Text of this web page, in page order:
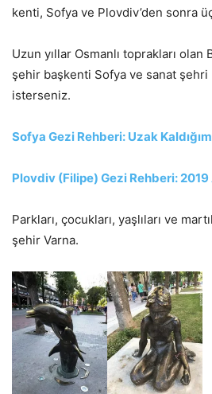
kenti, Sofya ve Plovdiv’den sonra
Uzun yıllar Osmanlı toprakları olan
şehir başkenti Sofya ve sanat şehri
isterseniz.
Sofya Gezi Rehberi: Uzak
Plovdiv (Filipe) Gezi Rehberi:
Parkları, çocukları, yaşlıları ve
şehir Varna.